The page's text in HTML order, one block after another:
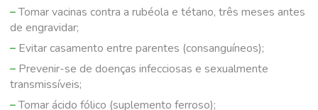
Tomar vacinas contra a rubéola e tétano, três meses antes
de engravidar;
Evitar casamento entre parentes (consanguíneos);
Prevenir-se de doenças infecciosas e sexualmente
transmissíveis;
Tomar ácido fólico (suplemento ferroso);